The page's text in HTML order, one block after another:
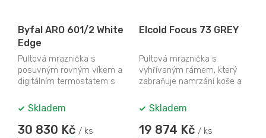
Byfal ARO 601/2 White
Edge
Pultová mraznička s
posuvným rovným víkem a
digitálním termostatem s
Skladem
30 830 Kč / ks
Elcold Focus 73 GREY
Pultová mraznička s
vyhřívaným rámem, který
zabraňuje namrzání koše a
vlhkosti na skle.
Skladem
19 874 Kč / ks